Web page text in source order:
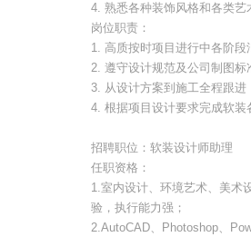
4. 熟悉各种装饰风格和各类
岗位职责：
1. 高质按时项目进行中各阶
2. 遵守设计规范及公司制图
3. 从设计方案到施工全程跟
4. 根据项目设计要求完成软
招聘职位：软装设计师助理
任职资格：
1.室内设计、环境艺术、美术
验，执行能力强；
2.AutoCAD、Photoshop、